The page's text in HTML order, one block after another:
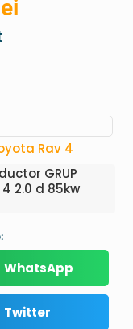
Rav 4
GRUP
4 2.0 d 85kw
WhatsApp
Twitter